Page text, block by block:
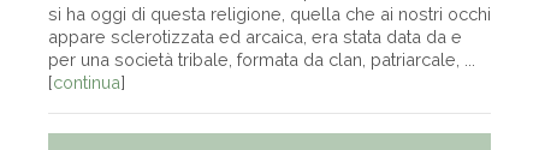
si ha oggi di questa religione, quella che ai nostri occhi
appare sclerotizzata ed arcaica, era stata data da e
per una società tribale, formata da clan, patriarcale, ...
[continua]